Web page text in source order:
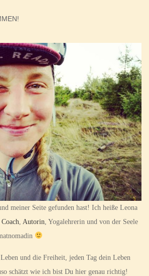
meiner Seite gefunden hast! Ich heiße Leona
Coach Autorin , Yogalehrerin und von der Seele
und die Freiheit, jeden Tag dein Leben
schätzt wie ich bist Du hier genau richtig!